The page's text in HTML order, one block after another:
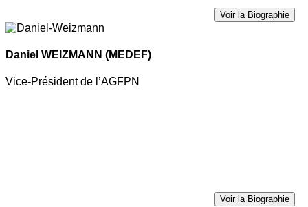
Voir la Biographie
Daniel WEIZMANN (MEDEF)
Vice-Président de l’AGFPN
Voir la Biographie